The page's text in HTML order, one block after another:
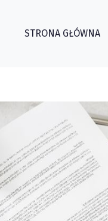
STRONA GŁÓWNA